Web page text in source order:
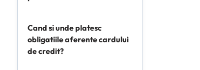
Cand si unde platesc
obligatiile aferente cardului
de credit?